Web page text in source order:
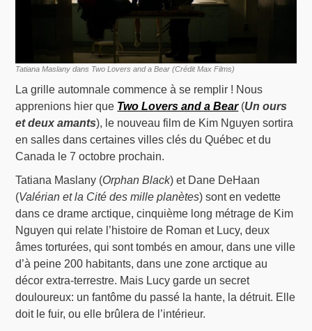
Tatiana Maslany dans Two Lovers and a Bear (Crédit Max Films)
La grille automnale commence à se remplir ! Nous
apprenions hier que Two Lovers and a Bear(Un ours
et deux amants), le nouveau film de Kim Nguyen sortira
en salles dans certaines villes clés du Québec et du
Canada le 7 octobre prochain.
Tatiana Maslany (Orphan Black) et Dane DeHaan
(Valérian et la Cité des mille planètes) sont en vedette
dans ce drame arctique, cinquième long métrage de Kim
Nguyen qui relate l’histoire de Roman et Lucy, deux
âmes torturées, qui sont tombés en amour, dans une ville
d’à peine 200 habitants, dans une zone arctique au
décor extra-terrestre. Mais Lucy garde un secret
douloureux: un fantôme du passé la hante, la détruit. Elle
doit le fuir, ou elle brûlera de l’intérieur.